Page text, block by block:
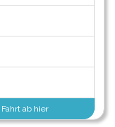
Fahrt ab hier